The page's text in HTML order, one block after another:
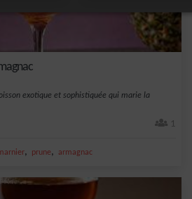
exotique et sophistiquée qui marie la
1
, prune, armagnac